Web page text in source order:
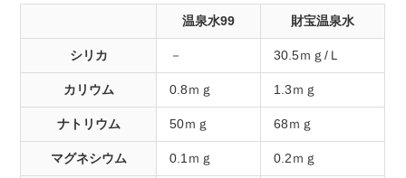
温泉水99 財宝温泉水
シリカ － 30.5ｍｇ/Ｌ
カリウム 0.8ｍｇ 1.3ｍｇ
ナトリウム 50ｍｇ 68ｍｇ
マグネシウム 0.1ｍｇ 0.2ｍｇ